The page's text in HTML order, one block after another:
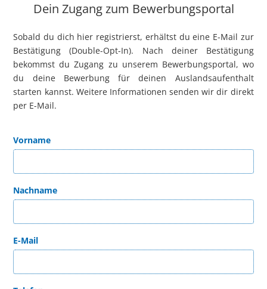
Dein Zugang zum Bewerbungsportal
Sobald du dich hier registrierst, erhältst du eine E-Mail zur
Bestätigung (Double-Opt-In). Nach deiner Bestätigung
bekommst du Zugang zu unserem Bewerbungsportal, wo
du deine Bewerbung für deinen Auslandsaufenthalt
starten kannst. Weitere Informationen senden wir dir direkt
per E-Mail.
Vorname
Nachname
E-Mail